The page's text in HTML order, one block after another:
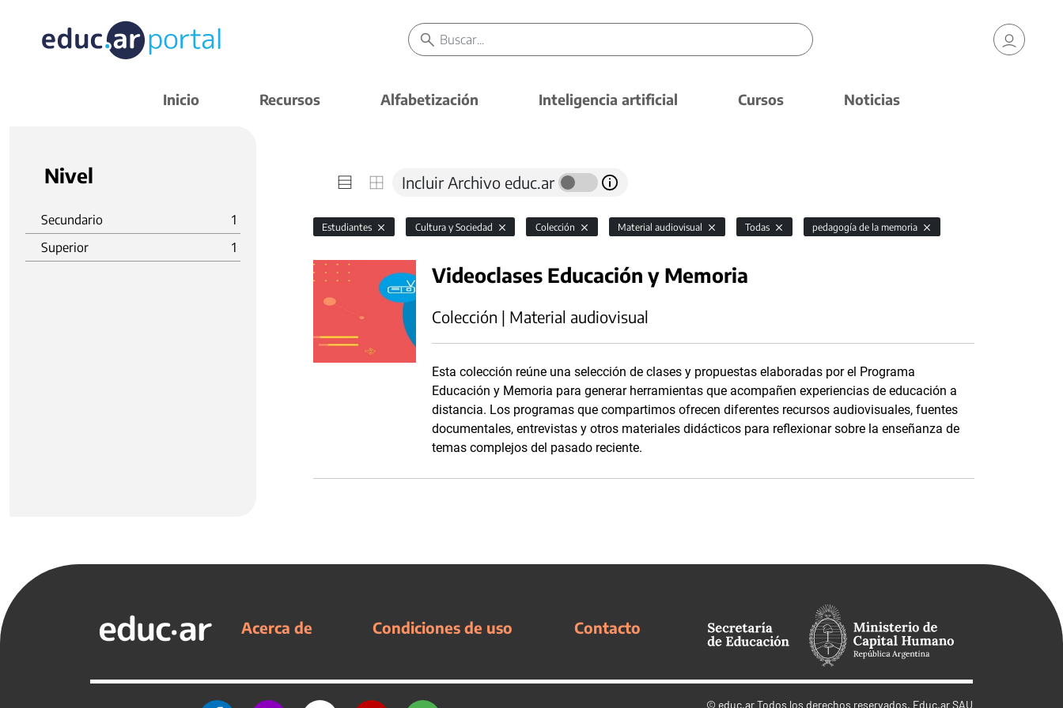
Inicio Recursos Alfabetización Inteligencia artificial Cursos Noticias
Nivel
Secundario
1
Superior
1
Incluir Archivo educ.ar
Estudiantes Cultura y Sociedad Colección Material audiovisual Todas pedagogía de la memoria
Videoclases Educación y Memoria
Colección | Material audiovisual
Esta colección reúne una selección de clases y propuestas elaboradas por el Programa
Educación y Memoria para generar herramientas que acompañen experiencias de educación a
distancia. Los programas que compartimos ofrecen diferentes recursos audiovisuales, fuentes
documentales, entrevistas y otros materiales didácticos para reflexionar sobre la enseñanza de
temas complejos del pasado reciente.
Acerca de Condiciones de uso Contacto
© educ.arTodos los derechos reservados. Educ.ar SAU